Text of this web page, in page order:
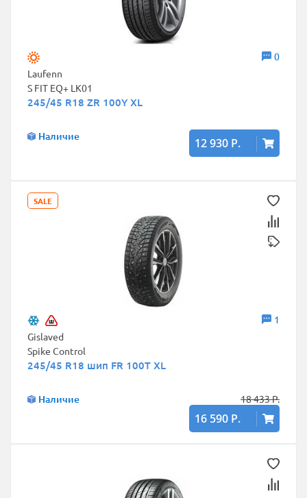
0
Laufenn
S FIT EQ+ LK01
245/45 R18 ZR 100Y XL
Наличие 12 930 Р.
SALE
1
Gislaved
Spike Control
245/45 R18 шип FR 100T XL
Наличие 18 433 Р.
16 590 Р.